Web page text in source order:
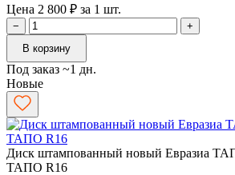
Цена 2 800 ₽ за 1 шт.
−
+
В корзину
Под заказ ~1 дн.
Новые
Диск штампованный новый Евразиа
ТАПО R16